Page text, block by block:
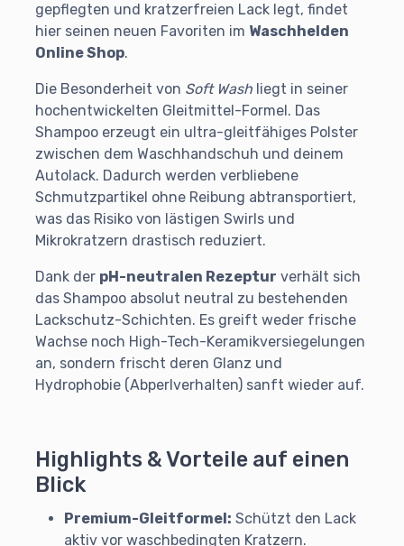
gepflegten und kratzerfreien Lack legt, findet
hier seinen neuen Favoriten im Waschhelden
Online Shop.
Die Besonderheit von Soft Wash liegt in seiner
hochentwickelten Gleitmittel-Formel. Das
Shampoo erzeugt ein ultra-gleitfähiges Polster
zwischen dem Waschhandschuh und deinem
Autolack. Dadurch werden verbliebene
Schmutzpartikel ohne Reibung abtransportiert,
was das Risiko von lästigen Swirls und
Mikrokratzern drastisch reduziert.
Dank der pH-neutralen Rezeptur verhält sich
das Shampoo absolut neutral zu bestehenden
Lackschutz-Schichten. Es greift weder frische
Wachse noch High-Tech-Keramikversiegelungen
an, sondern frischt deren Glanz und
Hydrophobie (Abperlverhalten) sanft wieder auf.
Highlights & Vorteile auf einen
Blick
Premium-Gleitformel: Schützt den Lack
aktiv vor waschbedingten Kratzern.